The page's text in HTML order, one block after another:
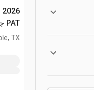
PAT جرار انزلاقي التوجيه (Unused)
TX